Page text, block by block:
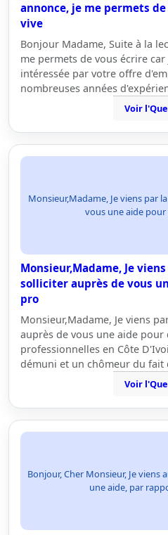
annonce, je me permets
vive
Bonjour Madame, Suite à la
me permets de vous écrire
intéressée par votre offre
nombreuses années
Voir
Monsieur,Madame, Je viens par
vous une aide
Monsieur,Madame, Je
solliciter auprès de vous
pro
Monsieur,Madame, Je viens
auprès de vous une aide pour
professionnelles en Côte
démuni et un chômeur du fait
Voir
Bonjour, Cher Monsieur, Je
une aide, par